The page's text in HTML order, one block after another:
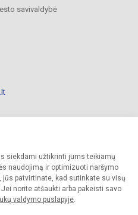
siekdami užtikrinti jums teikiamų
naudojimą ir optimizuoti naršymo
jūs patvirtinate, kad sutinkate su visų
norite atšaukti arba pakeisti savo
valdymo puslapyje.
savivaldybė
Visos teisės saugomos.
sutikimo griežtai draudžiama.
Slapukų valdymas